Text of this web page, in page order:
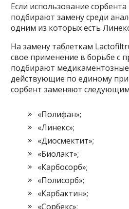
Если использование
подбирают замену среди
одним из которых есть
На замену таблеткам
свое применение в борьбе с
подбирают медикаментозные
действующие по единому
сорбент заменяют
«Полифан»;
«Линекс»;
«Диосмектит»;
«Биолакт»;
«Карбосорб»;
«Полисорб»;
«Карбактин»;
«Сорбекс»;